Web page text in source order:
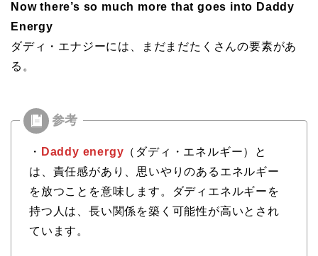
Now there’s so much more that goes into Daddy
Energy
ダディ・エナジーには、まだまだたくさんの要素があ
る。
・ Daddy energy （ダディ・エネルギー）と
は、責任感があり、思いやりのあるエネルギー
を放つことを意味します。ダディエネルギーを
持つ人は、長い関係を築く可能性が高いとされ
ています。